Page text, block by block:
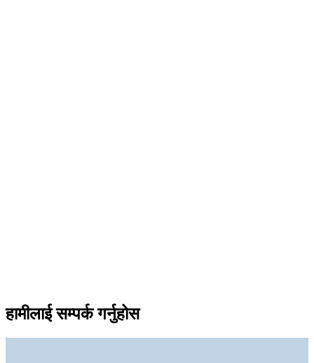
हामीलाई सम्पर्क गर्नुहोस